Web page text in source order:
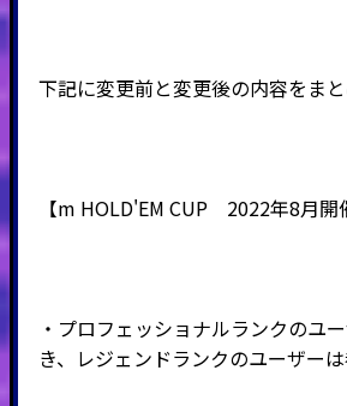
下記に変更前と変更後の内容をまと
【m HOLD'EM CUP 2022年8月開
・プロフェッショナルランクのユ
き、レジェンドランクのユーザーは